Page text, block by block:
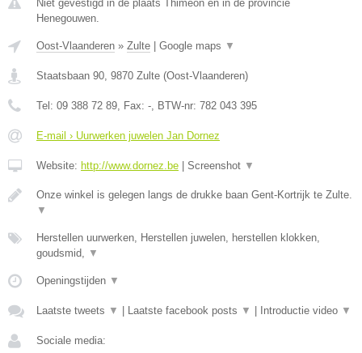
Niet gevestigd in de plaats Thimeon en in de provincie
Henegouwen.
Oost-Vlaanderen » Zulte Google maps ▼
Staatsbaan 90, 9870 Zulte (Oost-Vlaanderen)
Tel: 09 388 72 89, Fax: -, BTW-nr: 782 043 395
E-mail › Uurwerken juwelen Jan Dornez
Website: http://www.dornez.be Screenshot ▼
Onze winkel is gelegen langs de drukke baan Gent-Kortrijk te Zulte.
▼
Herstellen uurwerken, Herstellen juwelen, herstellen klokken,
goudsmid, ▼
Openingstijden ▼
Laatste tweets ▼ Laatste facebook posts ▼ Introductie video ▼
Sociale media: